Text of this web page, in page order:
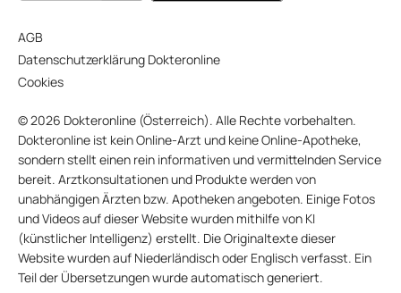
AGB
Datenschutzerklärung Dokteronline
Cookies
© 2026 Dokteronline (Österreich). Alle Rechte vorbehalten.
Dokteronline ist kein Online-Arzt und keine Online-Apotheke,
sondern stellt einen rein informativen und vermittelnden Service
bereit. Arztkonsultationen und Produkte werden von
unabhängigen Ärzten bzw. Apotheken angeboten. Einige Fotos
und Videos auf dieser Website wurden mithilfe von KI
(künstlicher Intelligenz) erstellt. Die Originaltexte dieser
Website wurden auf Niederländisch oder Englisch verfasst. Ein
Teil der Übersetzungen wurde automatisch generiert.